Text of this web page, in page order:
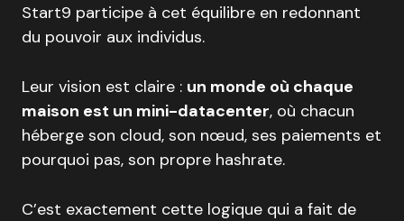
Start9 participe à cet équilibre en redonnant
du pouvoir aux individus.
Leur vision est claire : un monde où chaque
maison est un mini-datacenter, où chacun
héberge son cloud, son nœud, ses paiements et
pourquoi pas, son propre hashrate.
C’est exactement cette logique qui a fait de